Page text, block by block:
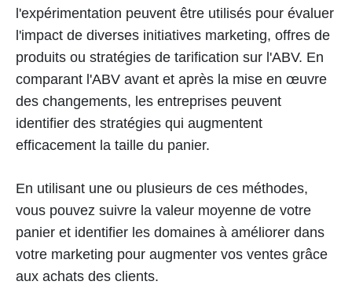
l'expérimentation peuvent être utilisés pour évaluer
l'impact de diverses initiatives marketing, offres de
produits ou stratégies de tarification sur l'ABV. En
comparant l'ABV avant et après la mise en œuvre
des changements, les entreprises peuvent
identifier des stratégies qui augmentent
efficacement la taille du panier.
En utilisant une ou plusieurs de ces méthodes,
vous pouvez suivre la valeur moyenne de votre
panier et identifier les domaines à améliorer dans
votre marketing pour augmenter vos ventes grâce
aux achats des clients.